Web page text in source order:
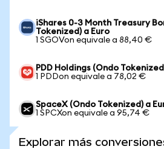
iShares 0-3 Month Treasury
Tokenized) a Euro
1 SGOVon equivale a 88,40 €
PDD Holdings (Ondo
1 PDDon equivale a 78,02 €
SpaceX (Ondo Tokenized) a
1 SPCXon equivale a 95,74 €
Explorar más